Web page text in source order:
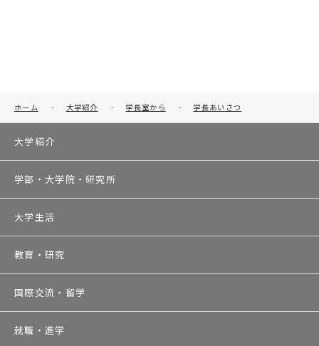
ホーム - 大学紹介 - 学長室から - 学長あいさつ
大学紹介
学部・大学院・研究所
大学生活
教育・研究
国際交流・留学
就職・進学